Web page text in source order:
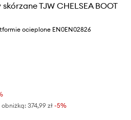
TJW CHELSEA BOOT
ocieplone EN0EN02826
obniżką: 374,99 zł -5%